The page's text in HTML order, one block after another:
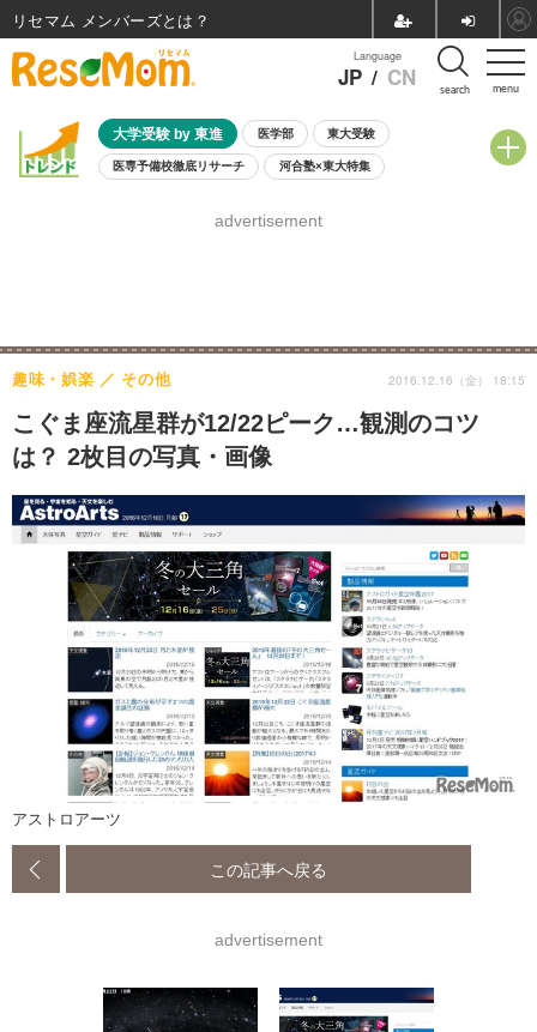
menu
Language
JP / CN search
大学受験 by 東進 医学部 東大受験
医専予備校徹底リサーチ 河合塾×東大特集
8月開催学校説明会・相談会
advertisement
こぐま座流星群が12/22ピーク…観測のコツ
は？ 2枚目の写真・画像
趣味・娯楽 その他 2016.12.16（金） 18:15
アストロアーツ
この記事へ戻る
advertisement
リセマム メンバーズ